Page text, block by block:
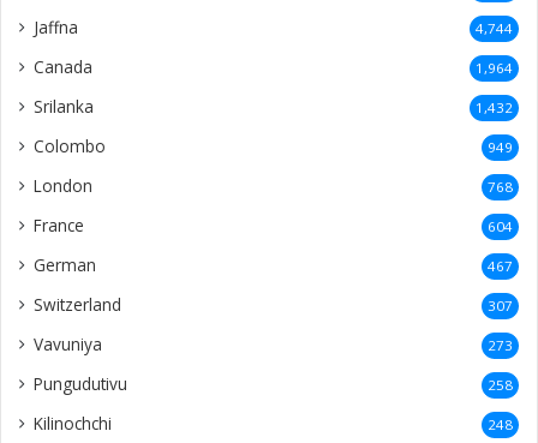
Jaffna 4,744
Canada 1,964
Srilanka 1,432
Colombo 949
London 768
France 604
German 467
Switzerland 307
Vavuniya 273
Pungudutivu 258
Kilinochchi 248